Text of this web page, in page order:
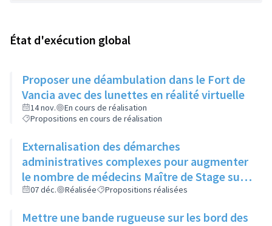
État d'exécution global
Proposer une déambulation dans le Fort de
Vancia avec des lunettes en réalité virtuelle
14 nov.
En cours de réalisation
Propositions en cours de réalisation
Externalisation des démarches
administratives complexes pour augmenter
le nombre de médecins Maître de Stage sur
la ville et ainsi avoir plus de stagiaires
07 déc. Réalisée Propositions réalisées
Mettre une bande rugueuse sur les bord des